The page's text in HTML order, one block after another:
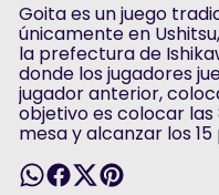
Goita es un juego
únicamente en
la prefectura de
donde los jugadores
jugador anterior,
objetivo es colocar
mesa y alcanzar los 15